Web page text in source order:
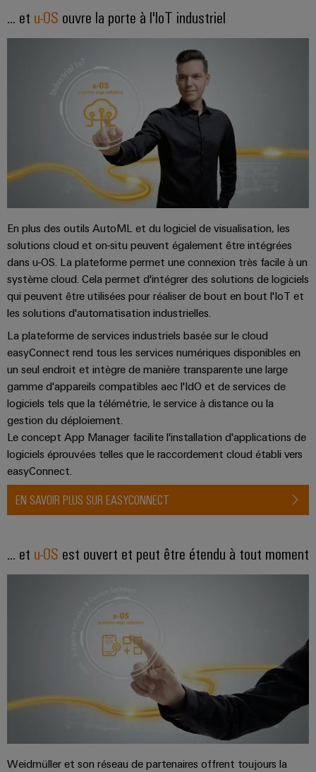
Hydrogène
essentielle
pour
la
transition
énergétique
éolienne
Excellence
opérationnelle
le
domaine
de
l'énergie
éolienne
Éclairage
industriel
Infrastructure
de
l'armoire
de
distribution
Service
d'assemblage
Rails
de
raccordement
équipés
Boîtiers
modifiés
et
équipés
Assemblage
de
câbles
spécifiques
Nouveautés
Technique de
raccordement
... et u-OS ouvre la porte à l'IoT industriel
En plus des outils AutoML et du logiciel de visualisation, les
solutions cloud et on-situ peuvent également être intégrées
dans u-OS. La plateforme permet une connexion très facile à un
système cloud. Cela permet d'intégrer des solutions de logiciels
qui peuvent être utilisées pour réaliser de bout en bout l'IoT et
les solutions d'automatisation industrielles.
La plateforme de services industriels basée sur le cloud
easyConnect rend tous les services numériques disponibles en
un seul endroit et intègre de manière transparente une large
gamme d'appareils compatibles aec l'IdO et de services de
logiciels tels que la télémétrie, le service à distance ou la
gestion du déploiement.
Le concept App Manager facilite l'installation d'applications de
logiciels éprouvées telles que le raccordement cloud établi vers
easyConnect.
EN SAVOIR PLUS SUR EASYCONNECT
... et u-OS est ouvert et peut être étendu à tout moment
Weidmüller et son réseau de partenaires offrent toujours la